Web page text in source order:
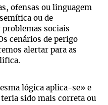
ofensas ou linguagem
ou de
sociais
cenários de perigo
alertar para as
lógica aplica-se» e
sido mais correta ou